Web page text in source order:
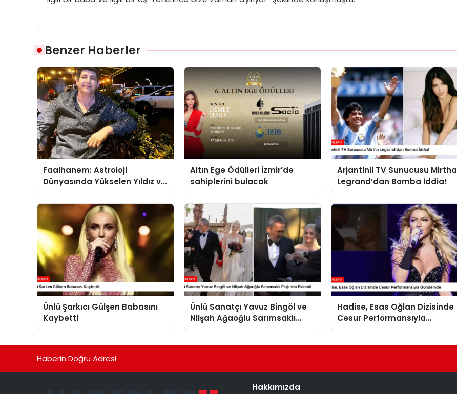
Benzer Haberler
Faalhanem: Astroloji
Dünyasında Yükselen Yıldız ve
Gizemli İlişkiler
Altın Ege Ödülleri İzmir’de
sahiplerini bulacak
Arjantinli TV Sunucusu Mirtha
Legrand’dan Bomba İddia!
Ünlü Şarkıcı Gülşen Babasını
Kaybetti
Ünlü Sanatçı Yavuz Bingöl ve
Nilşah Ağaoğlu Sarımsaklı
Plajı’nda Evlendi
Hadise, Esas Oğlan Dizisinde
Cesur Performansıyla
Gündemde
Haberin Doğru Adresi
Hakkımızda